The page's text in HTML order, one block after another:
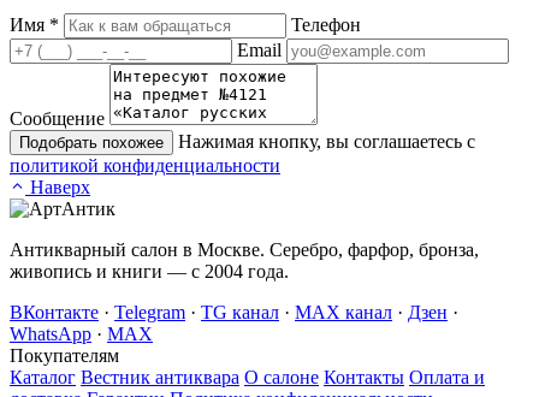
Имя *
Телефон
Email
Сообщение
Подобрать похожее
Нажимая кнопку, вы соглашаетесь с
политикой конфиденциальности
Наверх
Антикварный салон в Москве. Серебро, фарфор, бронза,
живопись и книги — с 2004 года.
ВКонтакте · Telegram · TG канал · MAX канал · Дзен ·
WhatsApp · MAX
Покупателям
Каталог Вестник антиквара О салоне Контакты Оплата и